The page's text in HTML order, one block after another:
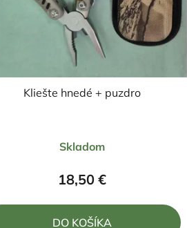
Kliešte hnedé + puzdro
hodnotenie
produktu
Skladom
18,50 €
DO KOŠÍKA